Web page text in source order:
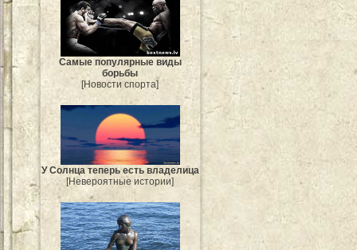
Самые популярные виды
борьбы
[Новости спорта]
У Солнца теперь есть владелица
[Невероятные истории]